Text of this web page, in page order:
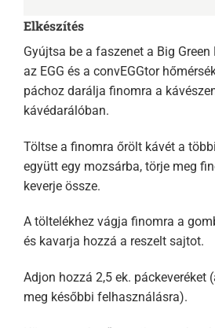
Elkészítés
Gyújtsa be a faszenet a Big
az EGG és a convEGGtor
páchoz darálja finomra a
kávédarálóban.
Töltse a finomra őrölt kávét a
együtt egy mozsárba, törje meg
keverje össze.
A töltelékhez vágja finomra a
és kavarja hozzá a reszelt sajtot.
Adjon hozzá 2,5 ek. páckeveréket
meg későbbi felhasználásra).